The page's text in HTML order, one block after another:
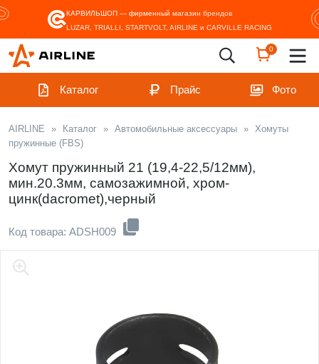
КАРВИЛЬШОП — фирменный магазин брендов
LUZAR, TRIALLI, STARTVOLT, AIRLINE и CARVILLE RACING
0
Каталог Прайс Фото
AIRLINE » Каталог » Автомобильные аксессуары » Хомуты
пружинные (FBS)
Хомут пружинный 21 (19,4-22,5/12мм),
мин.20.3мм, самозажимной, хром-
цинк(dacromet),черный
Код товара: ADSH009